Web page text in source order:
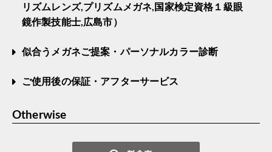
リズムレンズ,プリズムメガネ,国家検定資格１級眼
鏡作製技能士,広島市）
似合うメガネご提案・パーソナルカラー診断
ご使用後の保証・アフターサービス
Otherwise